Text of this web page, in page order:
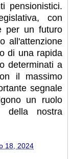
pensionistici.
con
per un futuro
all'attenzione
di una rapida
determinati a
il massimo
segnale
un ruolo
della nostra
18, 2024